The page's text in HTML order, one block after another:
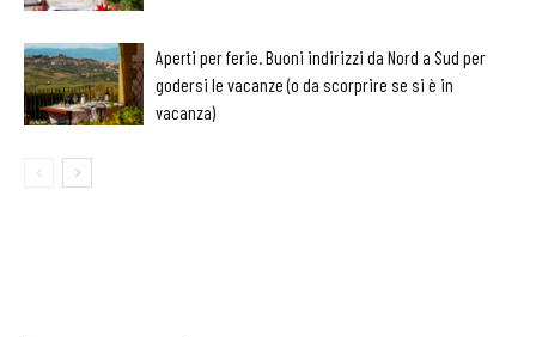
Aperti per ferie. Buoni indirizzi da Nord a Sud per
godersi le vacanze (o da scorprire se si è in
vacanza)